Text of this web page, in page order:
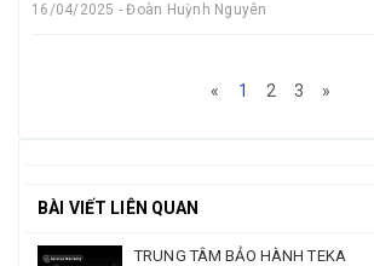
16/04/2025 - Đoàn Huỳnh Nguyên
« 1 2 3 »
BÀI VIẾT LIÊN QUAN
TRUNG TÂM BẢO HÀNH TEKA